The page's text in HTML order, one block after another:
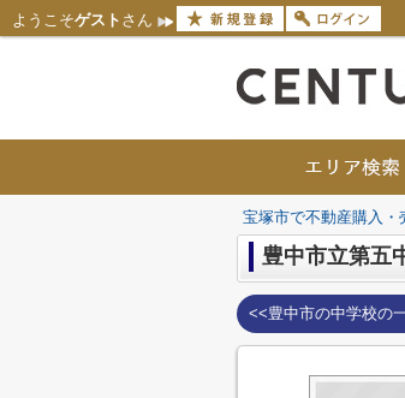
ようこそゲスト さん
宝塚市で不動産購入
豊中市立第五
<<豊中市の中学校の